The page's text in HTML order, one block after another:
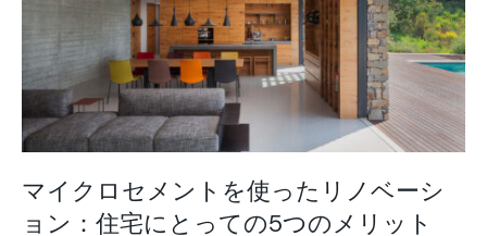
マイクロセメントを使ったリノベーシ
ョン：住宅にとっての5つのメリット